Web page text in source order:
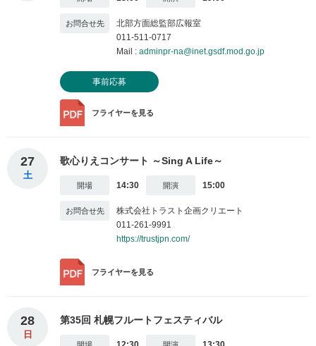
北部方面総監部広報室
011-511-0717
Mail : adminpr-na@inet.gsdf.mod.go.jp
事前応募
フライヤーを見る
27
土
歌心りえコンサート ～Sing A Life～
14:30 15:00
株式会社トラスト企画クリエート
011-261-9991
https://trustjpn.com/
フライヤーを見る
28
日
第35回 札幌フルートフェスティバル